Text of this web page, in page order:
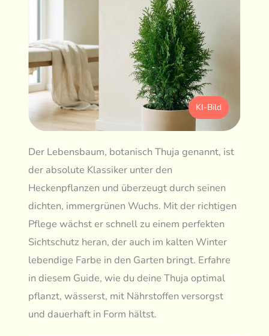
KI-Bild
Der Lebensbaum, botanisch Thuja genannt, ist
der absolute Klassiker unter den
Heckenpflanzen und überzeugt durch seinen
dichten, immergrünen Wuchs. Mit der richtigen
Pflege wächst er schnell zu einem perfekten
Sichtschutz heran, der auch im kalten Winter
lebendige Farbe in den Garten bringt. Erfahre
in diesem Guide, wie du deine Thuja optimal
pflanzt, wässerst, mit Nährstoffen versorgst
und dauerhaft in Form hältst.